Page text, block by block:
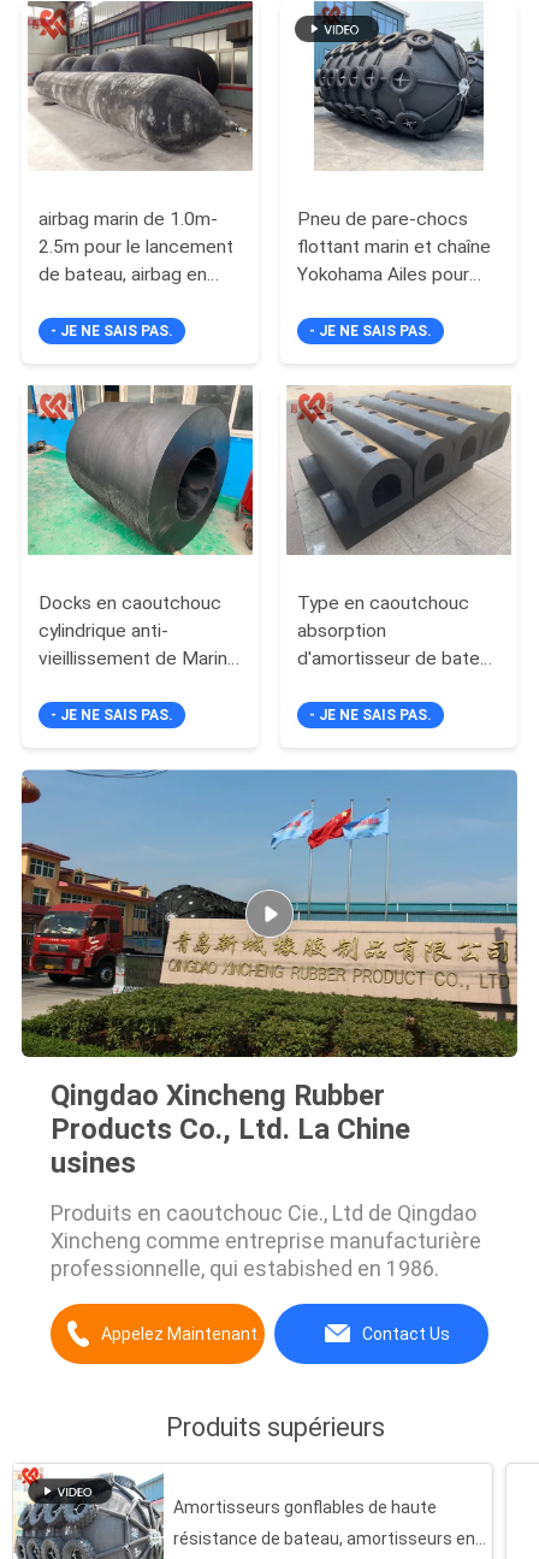
PLAN
DU
SITE
PRIVACY
POLICY
airbag marin de 1.0m-
2.5m pour le lancement
de bateau, airbag en
- JE NE SAIS PAS.
Pneu de pare-chocs
flottant marin et chaîne
Yokohama Ailes pour
- JE NE SAIS PAS.
Docks en caoutchouc
cylindrique anti-
vieillissement de Marine
Boat d'amortisseurs
- JE NE SAIS PAS.
Type en caoutchouc
absorption
d'amortisseur de bateau
de D 24 mois de
- JE NE SAIS PAS.
Qingdao Xincheng Rubber
Products Co., Ltd. La Chine
usines
Produits en caoutchouc Cie., Ltd de Qingdao
Xincheng comme entreprise manufacturière
professionnelle, qui estabished en 1986.
Appelez Maintenant. Contact Us
Produits supérieurs
Amortisseurs gonflables de haute
résistance de bateau, amortisseurs en